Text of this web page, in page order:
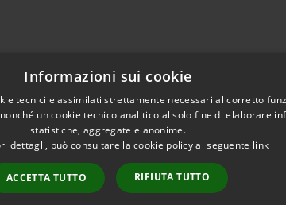
Informazioni sui cookie
tecnici e assimilati strettamente necessari al corretto
un cookie tecnico analitico al solo fine di elaborare
statistiche, aggregate e anonime.
dettagli, può consultare la cookie policy al seguente link
ACCETTA TUTTO RIFIUTA TUTTO